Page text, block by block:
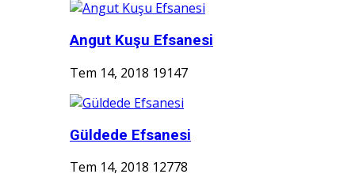
Angut Kuşu Efsanesi
Tem 14, 2018 19147
Güldede Efsanesi
Tem 14, 2018 12778